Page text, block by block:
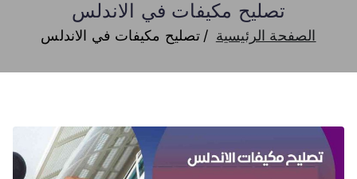
تصليح مكيفات في الاندلس
الصفحة الرئيسية تصليح مكيفات في الاندلس